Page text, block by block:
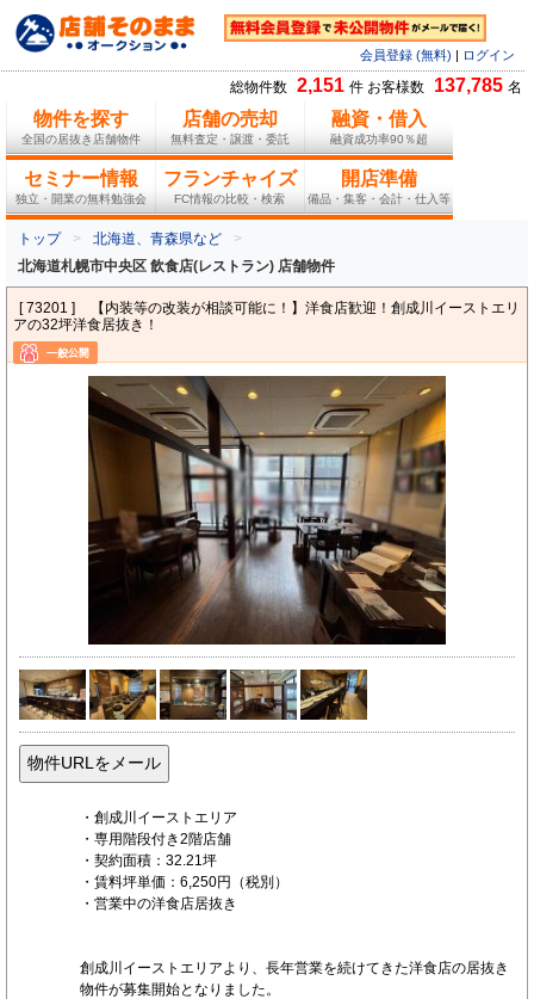
会員登録 (無料) ログイン
総物件数 2,151 件 お客様数 137,785 名
物件を探す
全国の居抜き店舗物件
店舗の売却
無料査定・譲渡・委託
融資・借入
融資成功率90％超
セミナー情報
独立・開業の無料勉強会
フランチャイズ
FC情報の比較・検索
開店準備
備品・集客・会計・仕入等
トップ
北海道、青森県など
北海道札幌市中央区 飲食店(レストラン) 店舗物件
[ 73201 ]
【内装等の改装が相談可能に！】洋食店歓迎！創成川イーストエリ
アの32坪洋食居抜き！
・創成川イーストエリア
・専用階段付き2階店舗
・契約面積：32.21坪
・賃料坪単価：6,250円（税別）
・営業中の洋食店居抜き
創成川イーストエリアより、長年営業を続けてきた洋食店の居抜き
物件が募集開始となりました。